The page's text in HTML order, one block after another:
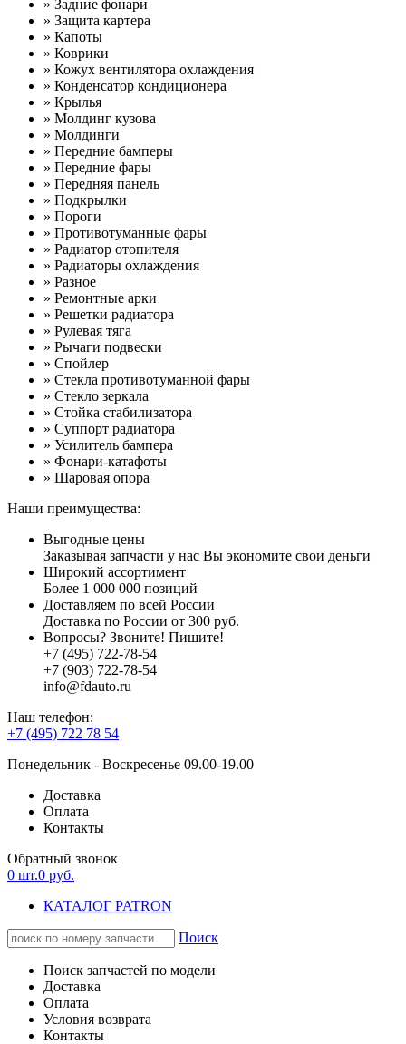
» Задние фонари
» Защита картера
» Капоты
» Коврики
» Кожух вентилятора охлаждения
» Конденсатор кондиционера
» Крылья
» Молдинг кузова
» Молдинги
» Передние бамперы
» Передние фары
» Передняя панель
» Подкрылки
» Пороги
» Противотуманные фары
» Радиатор отопителя
» Радиаторы охлаждения
» Разное
» Ремонтные арки
» Решетки радиатора
» Рулевая тяга
» Рычаги подвески
» Спойлер
» Стекла противотуманной фары
» Стекло зеркала
» Стойка стабилизатора
» Суппорт радиатора
» Усилитель бампера
» Фонари-катафоты
» Шаровая опора
Наши преимущества:
Выгодные цены
Заказывая запчасти у нас Вы экономите свои деньги
Широкий ассортимент
Более 1 000 000 позиций
Доставляем по всей России
Доставка по России от 300 руб.
Вопросы? Звоните! Пишите!
+7 (495) 722-78-54
+7 (903) 722-78-54
info@fdauto.ru
Наш телефон:
+7 (495) 722 78 54
Понедельник - Воскресенье 09.00-19.00
Доставка
Оплата
Контакты
Обратный звонок
0 шт.0 руб.
КАТАЛОГ PATRON
Поиск
Поиск запчастей по модели
Доставка
Оплата
Условия возврата
Контакты